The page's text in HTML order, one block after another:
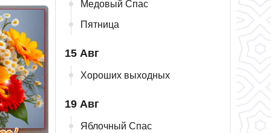
Медовый Спас
Пятница
15 Авг
Хороших выходных
19 Авг
Яблочный Спас